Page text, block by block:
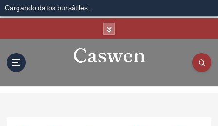
Cargando datos bursátiles...